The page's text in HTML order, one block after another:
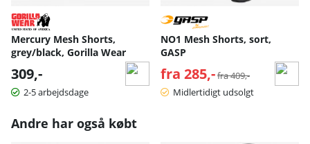
Mercury Mesh Shorts,
grey/black, Gorilla Wear
309,-
2-5 arbejdsdage
NO1 Mesh Shorts, sort,
GASP
fra 285,- Normalpris:
fra 409,-
Midlertidigt udsolgt
Andre har også købt